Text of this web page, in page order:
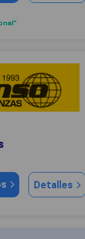
Detalles